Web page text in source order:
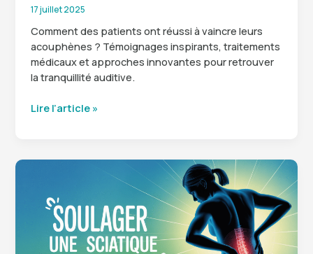
17 juillet 2025
Comment des patients ont réussi à vaincre leurs
acouphènes ? Témoignages inspirants, traitements
médicaux et approches innovantes pour retrouver
la tranquillité auditive.
J’ai
solutions
fonctionnent
Lire l’article »